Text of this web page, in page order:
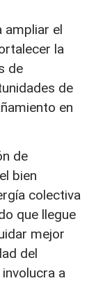
ampliar el
la
de
de
en
de
bien
colectiva
que llegue
mejor
del
a